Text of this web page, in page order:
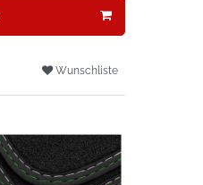
Wunschliste